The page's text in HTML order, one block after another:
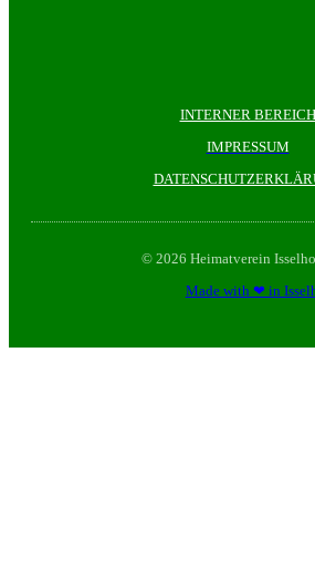
INTERNER BEREICH
IMPRESSUM
© 2026 Heimatverein
Made with ❤ in